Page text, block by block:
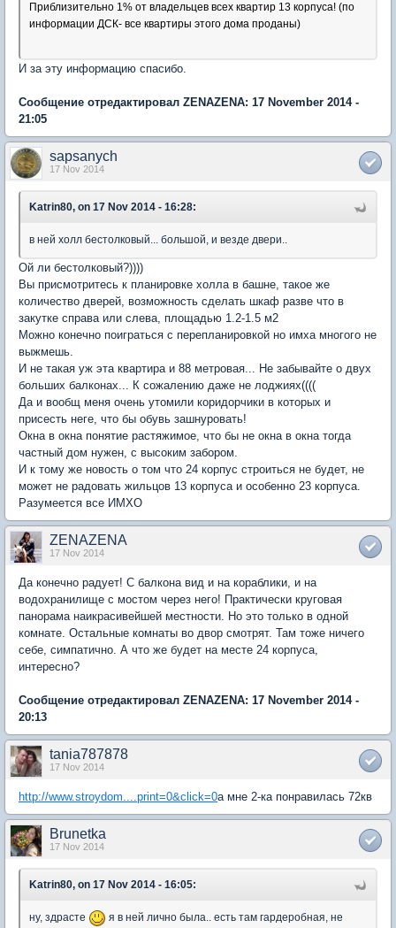
Приблизительно 1% от владельцев всех квартир 13 корпуса! (по
информации ДСК- все квартиры этого дома проданы)
И за эту информацию спасибо.
Сообщение отредактировал ZENAZENA: 17 November 2014 -
21:05
sapsanych
17 Nov 2014
Katrin80, on 17 Nov 2014 - 16:28:
в ней холл бестолковый... большой, и везде двери..
Ой ли бестолковый?))))
Вы присмотритесь к планировке холла в башне, такое же
количество дверей, возможность сделать шкаф разве что в
закутке справа или слева, площадью 1.2-1.5 м2
Можно конечно поиграться с перепланировкой но имха многого не
выжмешь.
И не такая уж эта квартира и 88 метровая... Не забывайте о двух
больших балконах... К сожалению даже не лоджиях((((
Да и вообщ меня очень утомили коридорчики в которых и
присесть неге, что бы обувь зашнуровать!
Окна в окна понятие растяжимое, что бы не окна в окна тогда
частный дом нужен, с высоким забором.
И к тому же новость о том что 24 корпус строиться не будет, не
может не радовать жильцов 13 корпуса и особенно 23 корпуса.
Разумеется все ИМХО
ZENAZENA
17 Nov 2014
Да конечно радует! С балкона вид и на кораблики, и на
водохранилище с мостом через него! Практически круговая
панорама наикрасивейшей местности. Но это только в одной
комнате. Остальные комнаты во двор смотрят. Там тоже ничего
себе, симпатично. А что же будет на месте 24 корпуса,
интересно?
Сообщение отредактировал ZENAZENA: 17 November 2014 -
20:13
tania787878
17 Nov 2014
http://www.stroydom....print=0&click=0а мне 2-ка понравилась 72кв
Brunetka
17 Nov 2014
Katrin80, on 17 Nov 2014 - 16:05:
ну, здрасте
я в ней лично была.. есть там гардеробная, не